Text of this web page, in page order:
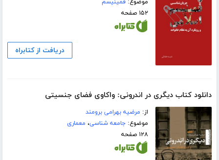
موضوع:فمینیسم
۱۵۲ صفحه
دریافت از کتابراه
دانلود کتاب دیگری در اندرونی: واکاوی فضای جنسیتی
از: مرضیه بهرامی برومند
موضوع:جامعه شناسی، معماری
۱۲۸ صفحه